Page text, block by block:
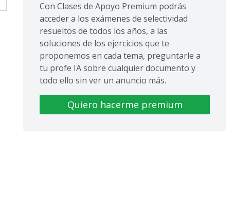
Con Clases de Apoyo Premium podrás
acceder a los exámenes de selectividad
resueltos de todos los años, a las
soluciones de los ejercicios que te
proponemos en cada tema, preguntarle a
tu profe IA sobre cualquier documento y
todo ello sin ver un anuncio más.
Quiero hacerme premium